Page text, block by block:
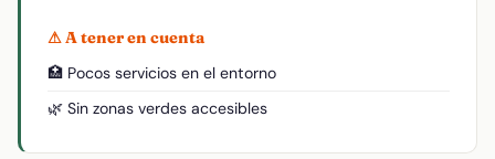
⚠ A tener en cuenta
🏥 Pocos servicios en el entorno
🌿 Sin zonas verdes accesibles